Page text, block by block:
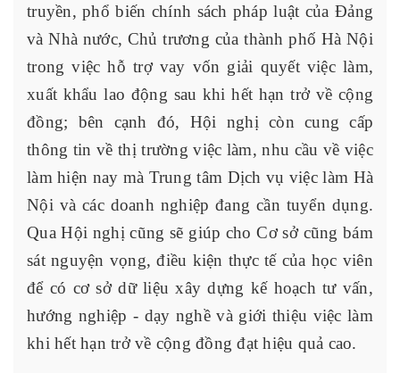
truyền, phổ biến chính sách pháp luật của Đảng
và Nhà nước, Chủ trương của thành phố Hà Nội
trong việc hỗ trợ vay vốn giải quyết việc làm,
xuất khẩu lao động sau khi hết hạn trở về cộng
đồng; bên cạnh đó, Hội nghị còn cung cấp
thông tin về thị trường việc làm, nhu cầu về việc
làm hiện nay mà Trung tâm Dịch vụ việc làm Hà
Nội và các doanh nghiệp đang cần tuyển dụng.
Qua Hội nghị cũng sẽ giúp cho Cơ sở cũng bám
sát nguyện vọng, điều kiện thực tế của học viên
để có cơ sở dữ liệu xây dựng kế hoạch tư vấn,
hướng nghiệp - dạy nghề và giới thiệu việc làm
khi hết hạn trở về cộng đồng đạt hiệu quả cao.